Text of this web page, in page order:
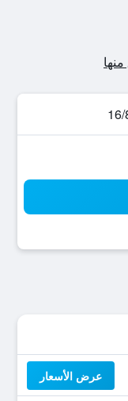
عرض الأسعار